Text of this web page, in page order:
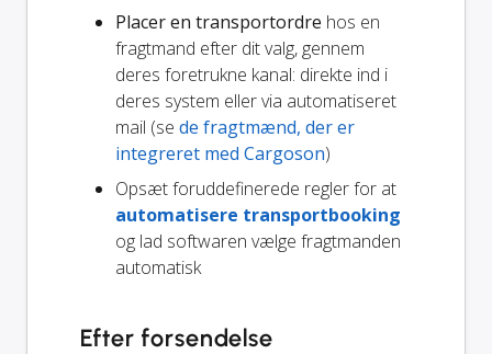
Placer en transportordre hos en
fragtmand efter dit valg, gennem
deres foretrukne kanal: direkte ind i
deres system eller via automatiseret
mail (se de fragtmænd, der er
integreret med Cargoson)
Opsæt foruddefinerede regler for at
automatisere transportbooking
og lad softwaren vælge fragtmanden
automatisk
Efter forsendelse